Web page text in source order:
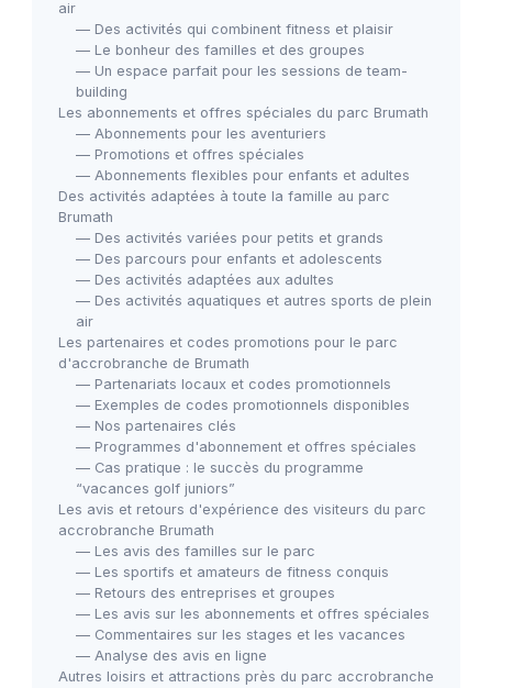
air
— Des activités qui combinent fitness et plaisir
— Le bonheur des familles et des groupes
— Un espace parfait pour les sessions de team-
building
Les abonnements et offres spéciales du parc Brumath
— Abonnements pour les aventuriers
— Promotions et offres spéciales
— Abonnements flexibles pour enfants et adultes
Des activités adaptées à toute la famille au parc
Brumath
— Des activités variées pour petits et grands
— Des parcours pour enfants et adolescents
— Des activités adaptées aux adultes
— Des activités aquatiques et autres sports de plein
air
Les partenaires et codes promotions pour le parc
d'accrobranche de Brumath
— Partenariats locaux et codes promotionnels
— Exemples de codes promotionnels disponibles
— Nos partenaires clés
— Programmes d'abonnement et offres spéciales
— Cas pratique : le succès du programme
“vacances golf juniors”
Les avis et retours d'expérience des visiteurs du parc
accrobranche Brumath
— Les avis des familles sur le parc
— Les sportifs et amateurs de fitness conquis
— Retours des entreprises et groupes
— Les avis sur les abonnements et offres spéciales
— Commentaires sur les stages et les vacances
— Analyse des avis en ligne
Autres loisirs et attractions près du parc accrobranche